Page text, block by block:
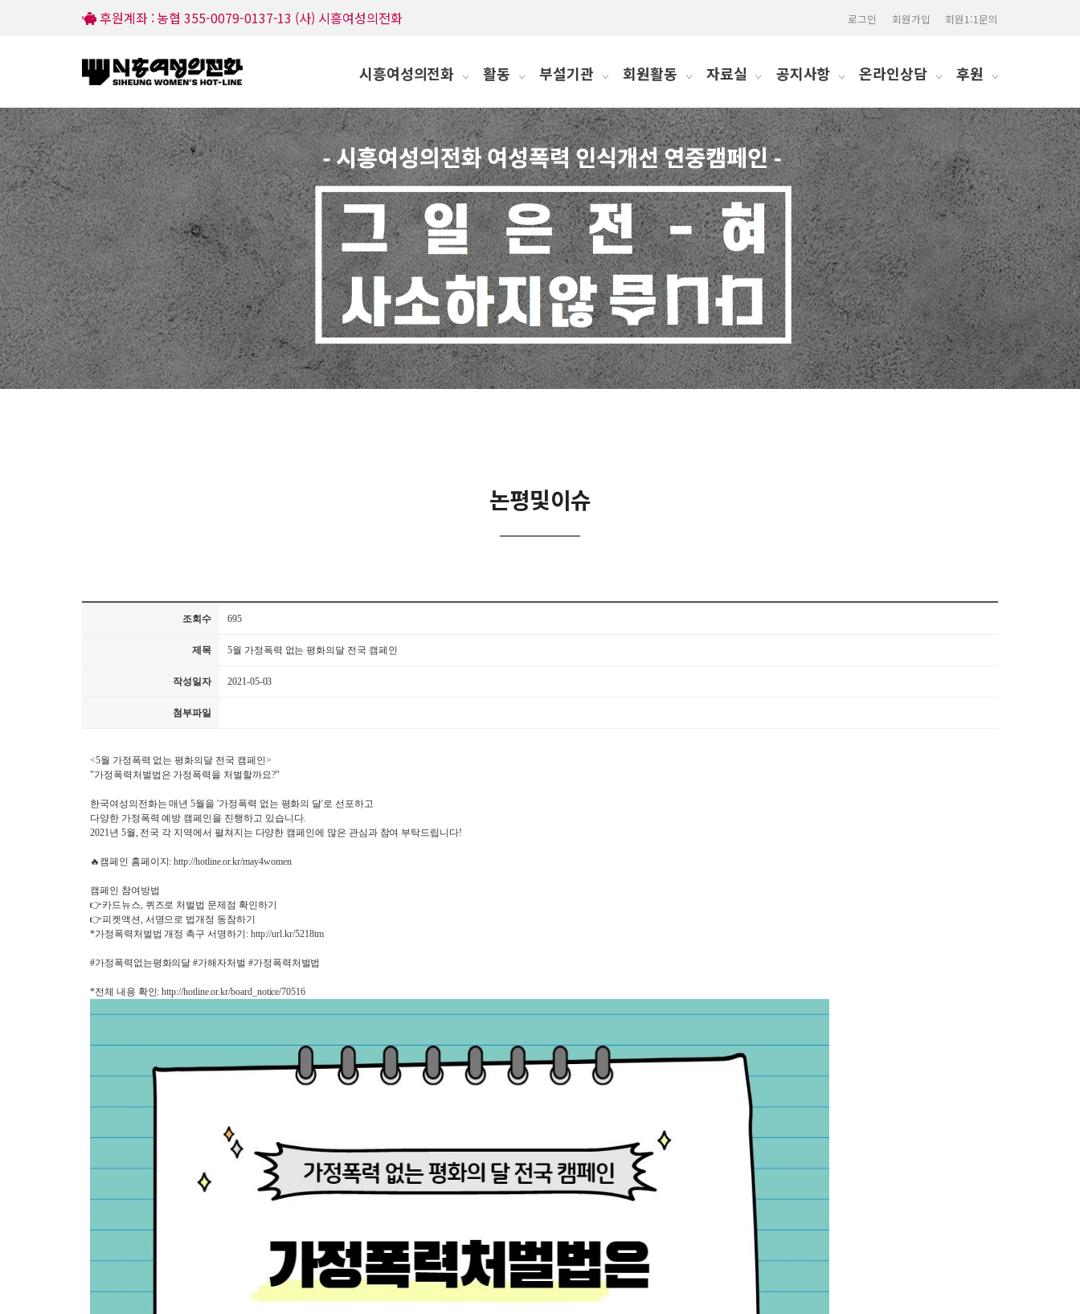
후원계좌 : 농협 355-0079-0137-13 (사) 시흥여성의전화 로그인 회원가입 회원1:1문의
시흥여성의전화 활동 부설기관 회원활동 자료실 공지사항 온라인상담 후원
논평및이슈
조회수 695
제목 5월 가정폭력 없는 평화의달 전국 캠페인
작성일자 2021-05-03
첨부파일
<5월 가정폭력 없는 평화의달 전국 캠페인>
"가정폭력처벌법은 가정폭력을 처벌할까요?"
한국여성의전화는 매년 5월을 '가정폭력 없는 평화의 달'로 선포하고
다양한 가정폭력 예방 캠페인을 진행하고 있습니다.
2021년 5월, 전국 각 지역에서 펼쳐지는 다양한 캠페인에 많은 관심과 참여 부탁드립니다!
🔥캠페인 홈페이지:http://hotline.or.kr/may4women
캠페인 참여방법
👉카드뉴스, 퀴즈로 처벌법 문제점 확인하기
👉피켓액션, 서명으로 법개정 동참하기
*가정폭력처벌법 개정 촉구 서명하기: http://url.kr/5218tm
#가정폭력없는평화의달 #가해자처벌 #가정폭력처벌법
*전체 내용 확인:http://hotline.or.kr/board_notice/70516